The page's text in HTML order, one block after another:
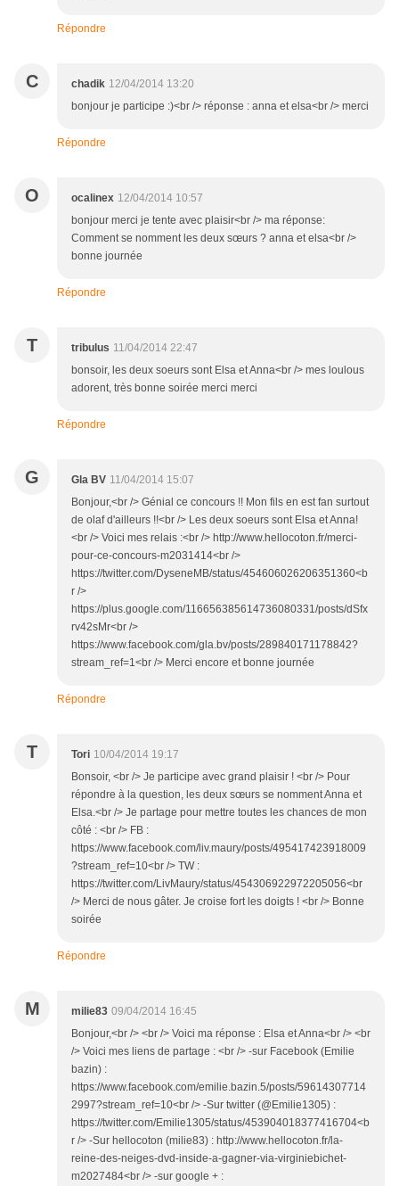
Répondre
C chadik 12/04/2014 13:20
bonjour je participe :)<br /> réponse : anna et elsa<br /> merci
Répondre
O ocalinex 12/04/2014 10:57
bonjour merci je tente avec plaisir<br /> ma réponse:
Comment se nomment les deux sœurs ? anna et elsa<br />
bonne journée
Répondre
T tribulus 11/04/2014 22:47
bonsoir, les deux soeurs sont Elsa et Anna<br /> mes loulous
adorent, très bonne soirée merci merci
Répondre
G Gla BV 11/04/2014 15:07
Bonjour,<br /> Génial ce concours !! Mon fils en est fan surtout
de olaf d'ailleurs !!<br /> Les deux soeurs sont Elsa et Anna!
<br /> Voici mes relais :<br /> http://www.hellocoton.fr/merci-
pour-ce-concours-m2031414<br />
https://twitter.com/DyseneMB/status/454606026206351360<b
r />
https://plus.google.com/116656385614736080331/posts/dSfx
rv42sMr<br />
https://www.facebook.com/gla.bv/posts/289840171178842?
stream_ref=1<br /> Merci encore et bonne journée
Répondre
T Tori 10/04/2014 19:17
Bonsoir, <br /> Je participe avec grand plaisir ! <br /> Pour
répondre à la question, les deux sœurs se nomment Anna et
Elsa.<br /> Je partage pour mettre toutes les chances de mon
côté : <br /> FB :
https://www.facebook.com/liv.maury/posts/495417423918009
?stream_ref=10<br /> TW :
https://twitter.com/LivMaury/status/454306922972205056<br
/> Merci de nous gâter. Je croise fort les doigts ! <br /> Bonne
soirée
Répondre
M milie83 09/04/2014 16:45
Bonjour,<br /> <br /> Voici ma réponse : Elsa et Anna<br /> <br
/> Voici mes liens de partage : <br /> -sur Facebook (Emilie
bazin) :
https://www.facebook.com/emilie.bazin.5/posts/59614307714
2997?stream_ref=10<br /> -Sur twitter (@Emilie1305) :
https://twitter.com/Emilie1305/status/453904018377416704<b
r /> -Sur hellocoton (milie83) : http://www.hellocoton.fr/la-
reine-des-neiges-dvd-inside-a-gagner-via-virginiebichet-
m2027484<br /> -sur google + :